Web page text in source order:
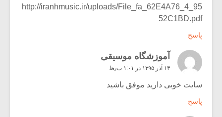
http://iranhmusic.ir/uploads/File_fa_62E4A76_4_95
52C1BD.pdf
پاسخ
آموزشگاه موسیقی
۱۳ آذر ۱۳۹۵ در ۱:۰۱ ب٫ظ
سایت خوبی دارید موفق باشید
پاسخ